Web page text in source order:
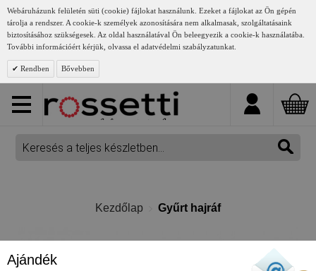
Webáruházunk felületén süti (cookie) fájlokat használunk. Ezeket a fájlokat az Ön gépén
tárolja a rendszer. A cookie-k személyek azonosítására nem alkalmasak, szolgáltatásaink
biztosításához szükségesek. Az oldal használatával Ön beleegyezik a cookie-k használatába.
További információért kérjük, olvassa el adatvédelmi szabályzatunkat.
Rendben Bővebben
Kezdőlap Gyűrt hajráf
Ajándék